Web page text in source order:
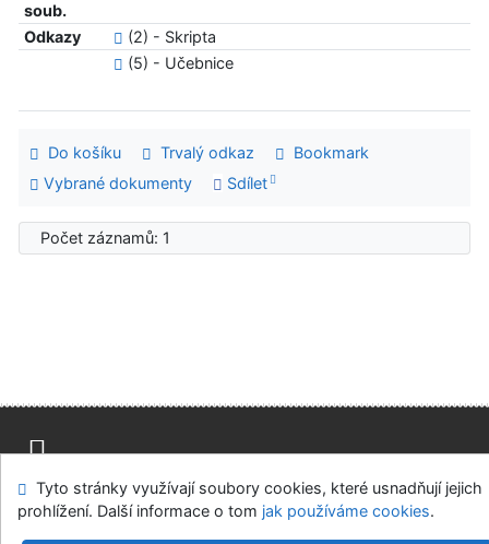
soub.
Odkazy
(2) - Skripta
(5) - Učebnice
Do košíku Trvalý odkaz
Bookmark
Vybrané dokumenty
Sdílet
Počet záznamů: 1
Mapa stránek Přístupnost
Soukromí
Modul OpenSearch
Napište nám Nastavení cookies
Tyto stránky využívají soubory cookies, které usnadňují jejich
prohlížení. Další informace o tom jak používáme cookies.